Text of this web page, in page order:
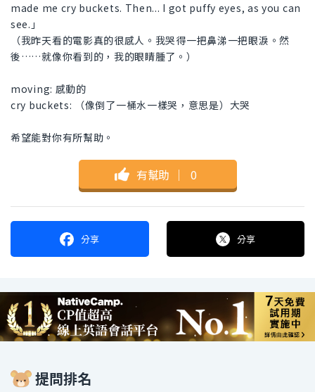
made me cry buckets. Then... I got puffy eyes, as you can
see.」
（我昨天看的電影真的很感人。我哭得一把鼻涕一把眼淚。然
後……就像你看到的，我的眼睛腫了。）
moving: 感動的
cry buckets: （像倒了一桶水一樣哭，意思是）大哭
希望能對你有所幫助。
有幫助 ｜ 0
分享 分享
提問排名